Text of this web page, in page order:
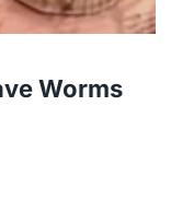
Worms